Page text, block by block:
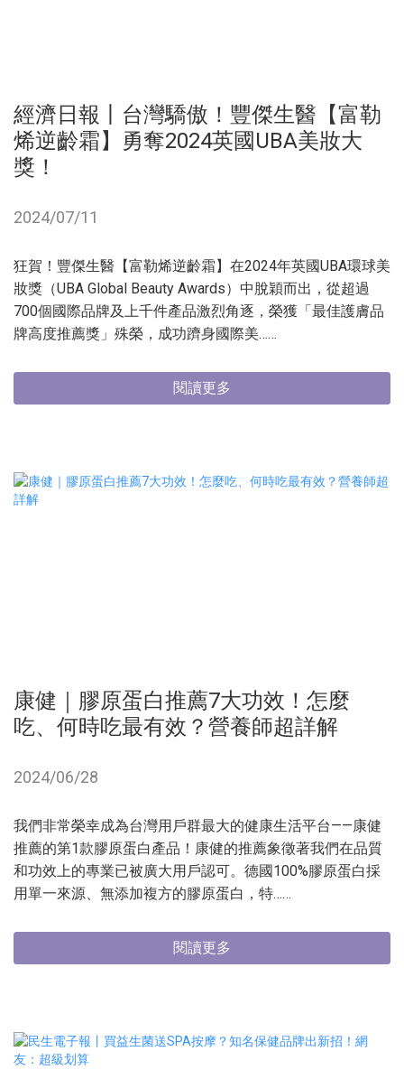
經濟日報丨台灣驕傲！豐傑生醫【富勒
烯逆齡霜】勇奪2024英國UBA美妝大
獎！
2024/07/11
狂賀！豐傑生醫【富勒烯逆齡霜】在2024年英國UBA環球美
妝獎（UBA Global Beauty Awards）中脫穎而出，從超過
700個國際品牌及上千件產品激烈角逐，榮獲「最佳護膚品
牌高度推薦獎」殊榮，成功躋身國際美……
閱讀更多
康健｜膠原蛋白推薦7大功效！怎麼
吃、何時吃最有效？營養師超詳解
2024/06/28
我們非常榮幸成為台灣用戶群最大的健康生活平台——康健
推薦的第1款膠原蛋白產品！康健的推薦象徵著我們在品質
和功效上的專業已被廣大用戶認可。德國100%膠原蛋白採
用單一來源、無添加複方的膠原蛋白，特……
閱讀更多